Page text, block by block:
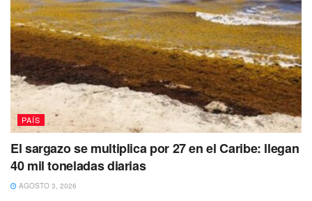
PAÍS
El sargazo se multiplica por 27 en el Caribe: llegan
40 mil toneladas diarias
AGOSTO 3, 2026